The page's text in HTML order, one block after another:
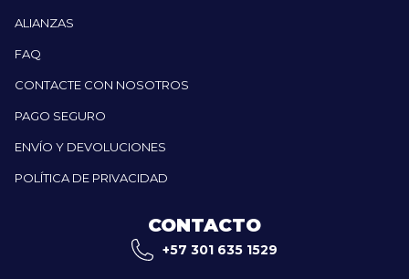
ALIANZAS
FAQ
CONTACTE CON NOSOTROS
PAGO SEGURO
ENVÍO Y DEVOLUCIONES
POLÍTICA DE PRIVACIDAD
CONTACTO
+57 301 635 1529